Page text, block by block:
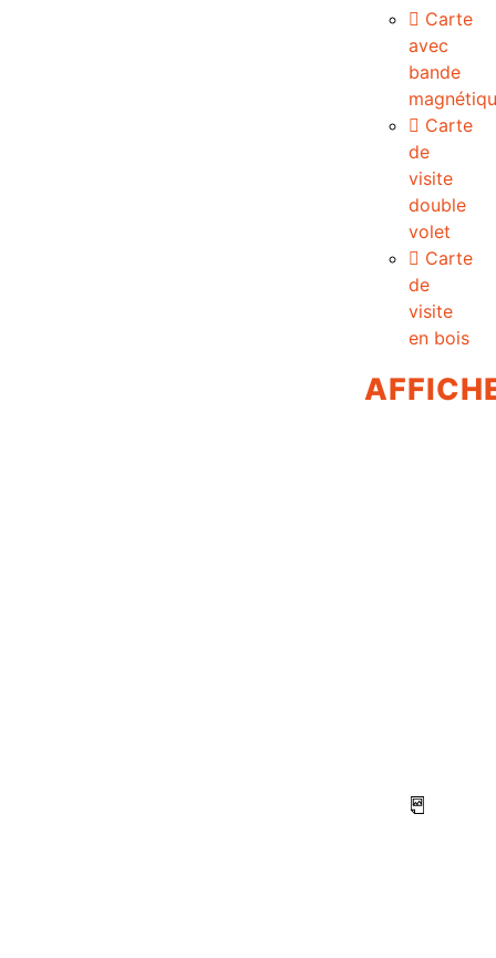
Carte
avec
bande
Carte
de
visite
double
volet
Carte
de
visite
en bois